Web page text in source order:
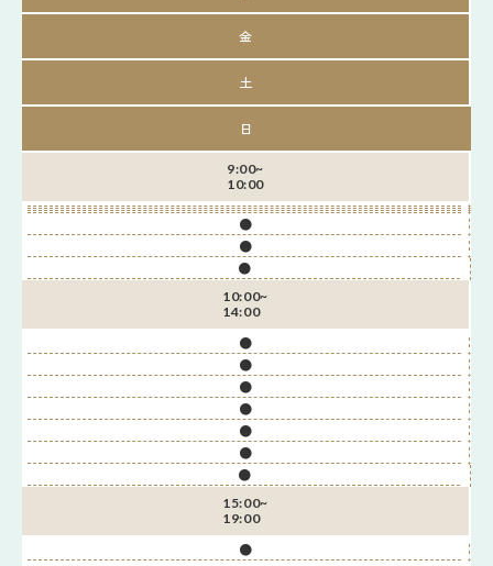
金
土
日
9:00~
10:00
●
●
●
10:00~
14:00
●
●
●
●
●
●
●
15:00~
19:00
●